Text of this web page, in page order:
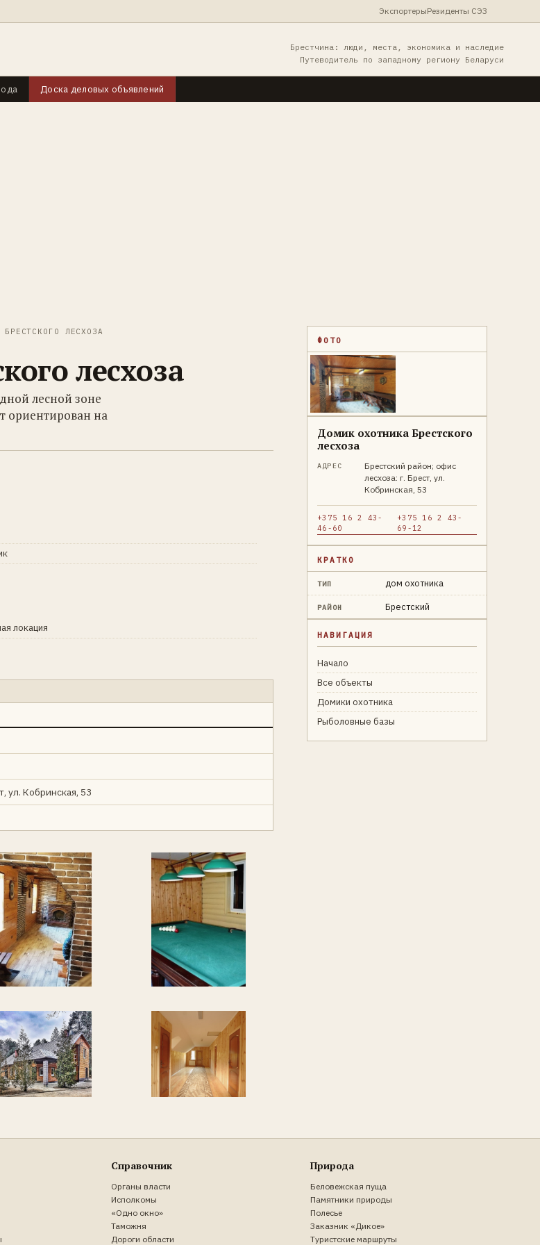
ЭкспортерыРезиденты СЭЗ
Брестчина: люди, места, экономика и наследие
Путеводитель по западному региону Беларуси
Доска деловых объявлений
ЛЕСХОЗА
лесхоза
лесной зоне
ориентирован на
локация
ул. Кобринская, 53
ФОТО
Домик охотника Брестского
лесхоза
АДРЕС
Брестский район; офис
лесхоза: г. Брест, ул.
Кобринская, 53
+375 16 2 43-
46-60
+375 16 2 43-
69-12
КРАТКО
ТИП дом охотника
РАЙОН Брестский
НАВИГАЦИЯ
Начало
Все объекты
Домики охотника
Рыболовные базы
Справочник
Органы власти
Исполкомы
«Одно окно»
Таможня
Дороги области
Природа
Беловежская пуща
Памятники природы
Полесье
Заказник «Дикое»
Туристские маршруты